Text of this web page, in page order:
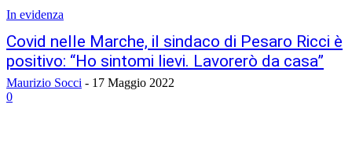
In evidenza
Covid nelle Marche, il sindaco di Pesaro Ricci è
positivo: “Ho sintomi lievi. Lavorerò da casa”
Maurizio Socci - 17 Maggio 2022
0